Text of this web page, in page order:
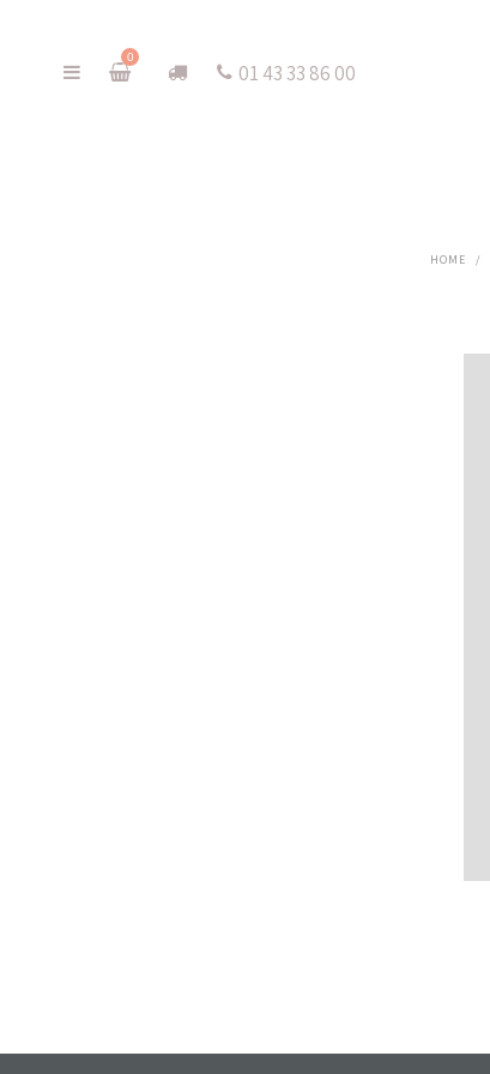
0
01 43 33 86 00
HOME /